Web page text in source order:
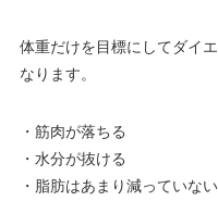
体重だけを目標にしてダイ
なります。
・筋肉が落ちる
・水分が抜ける
・脂肪はあまり減っていない